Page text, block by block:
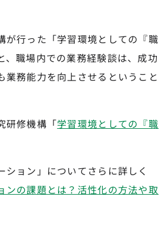
が行った「学習環境としての『職
、職場内での業務経験談は、成功
業務能力を向上させるということ
研修機構「学習環境としての『職
ョン」についてさらに詳しく
ンの課題とは？活性化の方法や取